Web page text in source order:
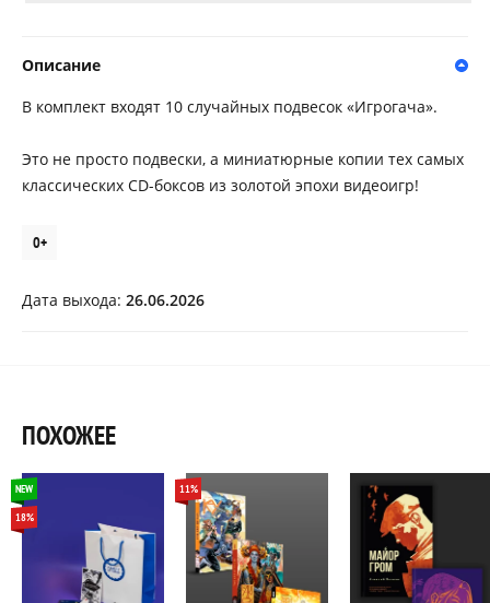
Описание
В комплект входят 10 случайных подвесок «Игрогача».
Это не просто подвески, а миниатюрные копии тех самых
классических CD-боксов из золотой эпохи видеоигр!
0+
Дата выхода: 26.06.2026
ПОХОЖЕЕ
NEW
18%
11%